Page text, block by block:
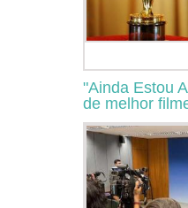
"Ainda Estou
de melhor